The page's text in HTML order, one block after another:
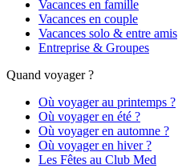
Vacances en famille
Vacances en couple
Vacances solo & entre amis
Entreprise & Groupes
Quand voyager ?
Où voyager au printemps ?
Où voyager en été ?
Où voyager en automne ?
Où voyager en hiver ?
Les Fêtes au Club Med